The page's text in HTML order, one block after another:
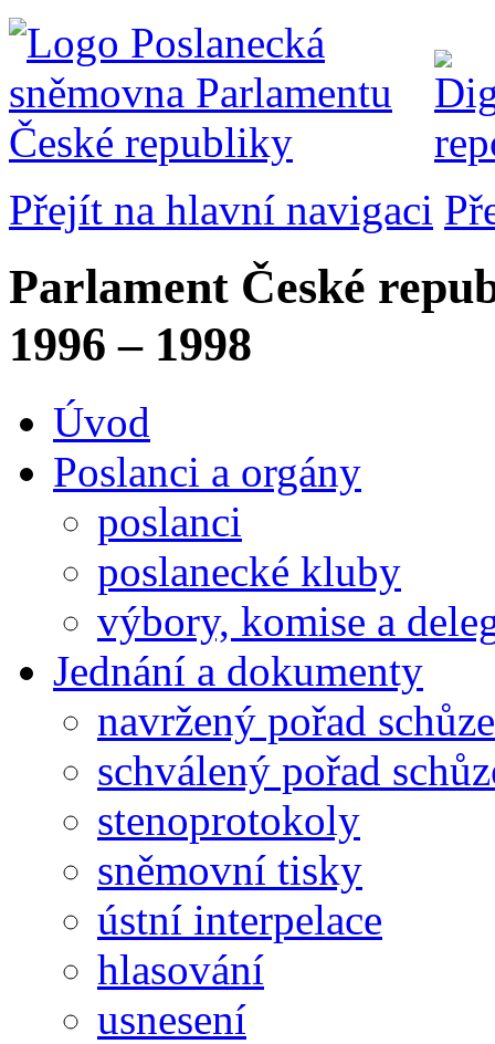
Přejít na hlavní navigaci
Parlament České
1996 – 1998
Úvod
Poslanci a orgány
poslanci
poslanecké kluby
výbory, komise a
Jednání a dokumenty
navržený pořad schůze
schválený pořad
stenoprotokoly
sněmovní tisky
ústní interpelace
hlasování
usnesení